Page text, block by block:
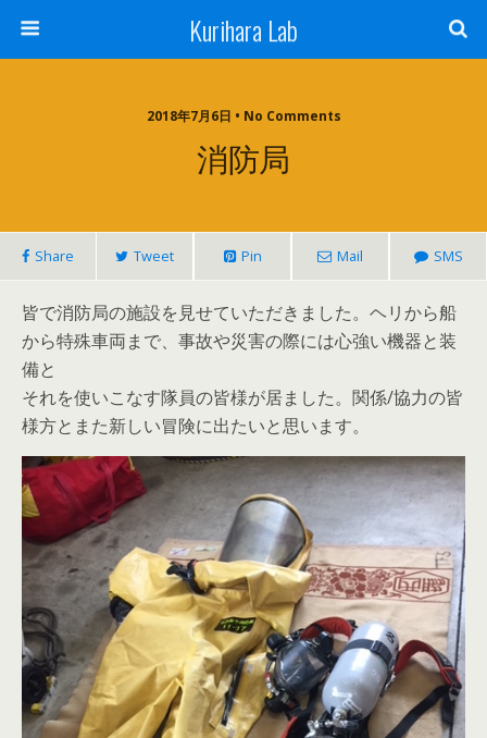
Kurihara Lab
2018年7月6日 • No Comments
消防局
Share Tweet Pin Mail SMS
皆で消防局の施設を見せていただきました。ヘリから船
から特殊車両まで、事故や災害の際には心強い機器と装
備と
それを使いこなす隊員の皆様が居ました。関係/協力の皆
様方とまた新しい冒険に出たいと思います。